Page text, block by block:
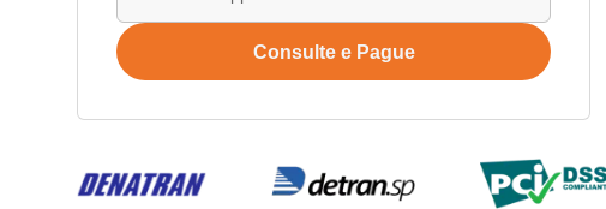
Consulte e Pague